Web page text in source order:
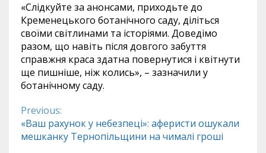
«Слідкуйте за анонсами, приходьте до
Кременецького ботанічного саду, діліться
своїми світлинами та історіями. Доведімо
разом, що навіть після довгого забуття
справжня краса здатна повернутися і квітнути
ще пишніше, ніж колись», – зазначили у
ботанічному саду.
Continue
Reading
Previous:
«Ваш рахунок у небезпеці»: аферисти ошукали
мешканку Тернопільщини на чималі гроші